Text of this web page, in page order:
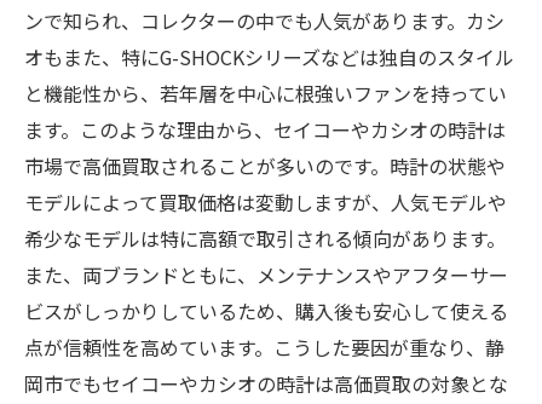
ンで知られ、コレクターの中でも人気があります。カシ
オもまた、特にG-SHOCKシリーズなどは独自のスタイル
と機能性から、若年層を中心に根強いファンを持ってい
ます。このような理由から、セイコーやカシオの時計は
市場で高価買取されることが多いのです。時計の状態や
モデルによって買取価格は変動しますが、人気モデルや
希少なモデルは特に高額で取引される傾向があります。
また、両ブランドともに、メンテナンスやアフターサー
ビスがしっかりしているため、購入後も安心して使える
点が信頼性を高めています。こうした要因が重なり、静
岡市でもセイコーやカシオの時計は高価買取の対象とな